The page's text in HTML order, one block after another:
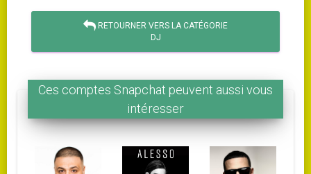
RETOURNER VERS LA CATÉGORIE
DJ
Ces comptes Snapchat peuvent aussi vous
intéresser